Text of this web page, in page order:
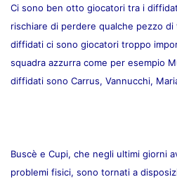
Ci sono ben otto giocatori tra i
rischiare di perdere qualche pezzo di
diffidati ci sono giocatori troppo
squadra azzurra come per esempio
diffidati sono Carrus, Vannucchi,
Buscè e Cupi, che negli ultimi giorni
problemi fisici, sono tornati a